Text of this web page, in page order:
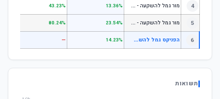
4 מ
ור גמל להשקעה - כללי 13.36%
43.23%
5 מ
ור גמל להשקעה - מניות 23.54%
80.24%
6 ה
פניקס גמל להשקעה משולב סחיר 14.23%
—
תשואות